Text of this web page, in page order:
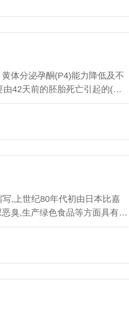
体分泌孕酮(P4)能力降低及不
42天前的胚胎死亡引起的(高
。经产牛
￣45%,据此估计,胚胎死亡率
,上世纪80年代初由日本比嘉
臭,生产绿色食品等方面具有显
丰富的蛋白质、维生素、辅酶Q
致病菌的侵入和定植,维持正